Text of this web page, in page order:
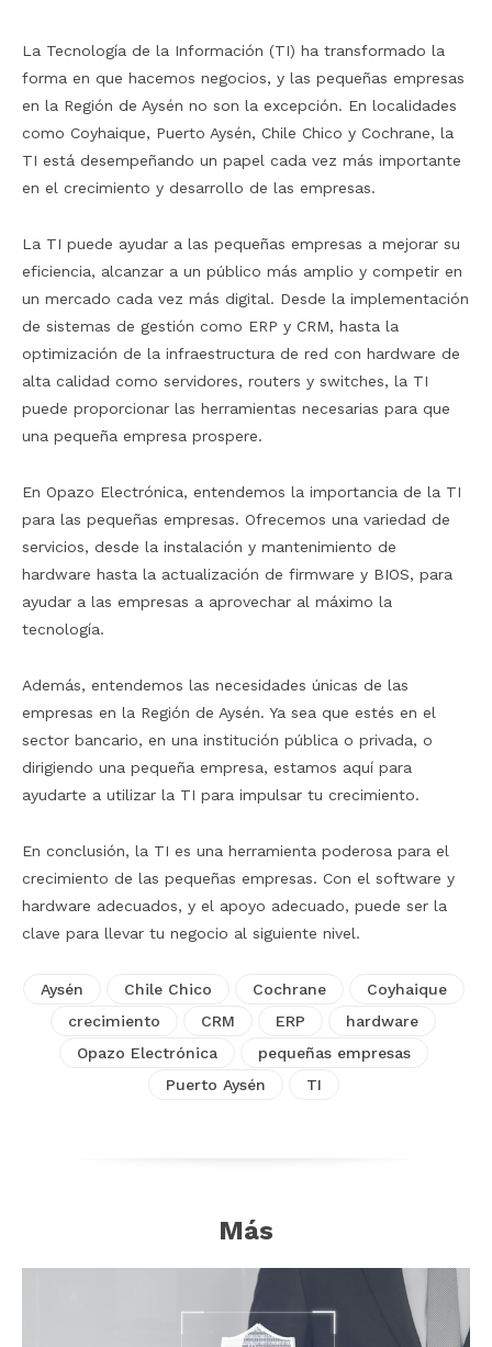
La Tecnología de la Información (TI) ha transformado la
forma en que hacemos negocios, y las pequeñas empresas
en la Región de Aysén no son la excepción. En localidades
como Coyhaique, Puerto Aysén, Chile Chico y Cochrane, la
TI está desempeñando un papel cada vez más importante
en el crecimiento y desarrollo de las empresas.
La TI puede ayudar a las pequeñas empresas a mejorar su
eficiencia, alcanzar a un público más amplio y competir en
un mercado cada vez más digital. Desde la implementación
de sistemas de gestión como ERP y CRM, hasta la
optimización de la infraestructura de red con hardware de
alta calidad como servidores, routers y switches, la TI
puede proporcionar las herramientas necesarias para que
una pequeña empresa prospere.
En Opazo Electrónica, entendemos la importancia de la TI
para las pequeñas empresas. Ofrecemos una variedad de
servicios, desde la instalación y mantenimiento de
hardware hasta la actualización de firmware y BIOS, para
ayudar a las empresas a aprovechar al máximo la
tecnología.
Además, entendemos las necesidades únicas de las
empresas en la Región de Aysén. Ya sea que estés en el
sector bancario, en una institución pública o privada, o
dirigiendo una pequeña empresa, estamos aquí para
ayudarte a utilizar la TI para impulsar tu crecimiento.
En conclusión, la TI es una herramienta poderosa para el
crecimiento de las pequeñas empresas. Con el software y
hardware adecuados, y el apoyo adecuado, puede ser la
clave para llevar tu negocio al siguiente nivel.
Aysén Chile Chico Cochrane
Coyhaique
crecimiento
CRM ERP
hardware
Opazo Electrónica
pequeñas empresas
Puerto Aysén
TI
Más